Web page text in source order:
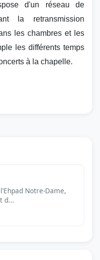
d'un réseau de
la retransmission
les chambres et les
les différents temps
à la chapelle.
Notre-Dame,
d...